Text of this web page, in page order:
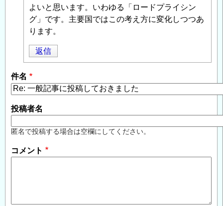
よいと思います。いわゆる「ロードプライシン
グ」です。主要国ではこの考え方に変化しつつあ
ります。
返信
件名
投稿者名
匿名で投稿する場合は空欄にしてください。
コメント